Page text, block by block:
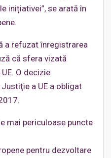
inițiativei”, se arată în
a refuzat înregistrarea
că sfera vizată
O decizie
a UE a obligat
mai periculoase puncte
pentru dezvoltare